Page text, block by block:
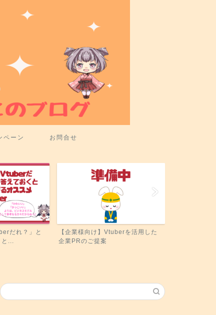
ペーン お問合せ
だれ？」と
...
【企業様向け】Vtuberを活用した
企業PRのご提案